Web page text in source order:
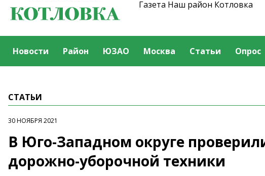
Газета Наш район Котловка
Новости Район ЮЗАО Москва Статьи Опрос
СТАТЬИ
30 НОЯБРЯ 2021
В Юго-Западном округе
дорожно-уборочной техники